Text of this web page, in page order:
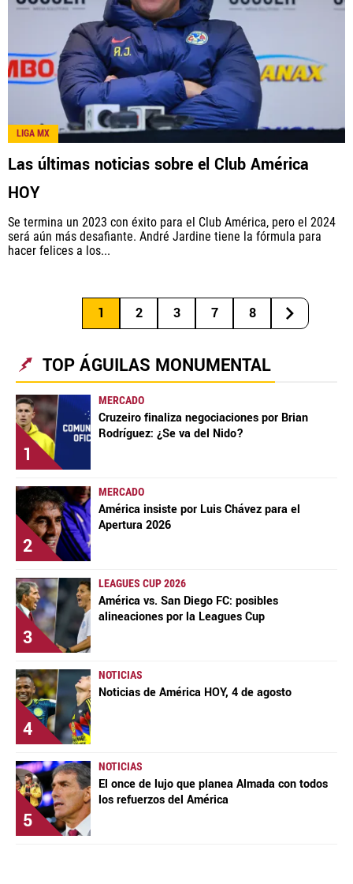
LIGA MX
Las últimas noticias sobre el Club América
HOY
Se termina un 2023 con éxito para el Club América, pero el 2024
será aún más desafiante. André Jardine tiene la fórmula para
hacer felices a los...
1 2 3 7 8
TOP ÁGUILAS MONUMENTAL
1
MERCADO
Cruzeiro finaliza negociaciones por Brian
Rodríguez: ¿Se va del Nido?
2
MERCADO
América insiste por Luis Chávez para el
Apertura 2026
3
LEAGUES CUP 2026
América vs. San Diego FC: posibles
alineaciones por la Leagues Cup
4
NOTICIAS
Noticias de América HOY, 4 de agosto
5
NOTICIAS
El once de lujo que planea Almada con todos
los refuerzos del América